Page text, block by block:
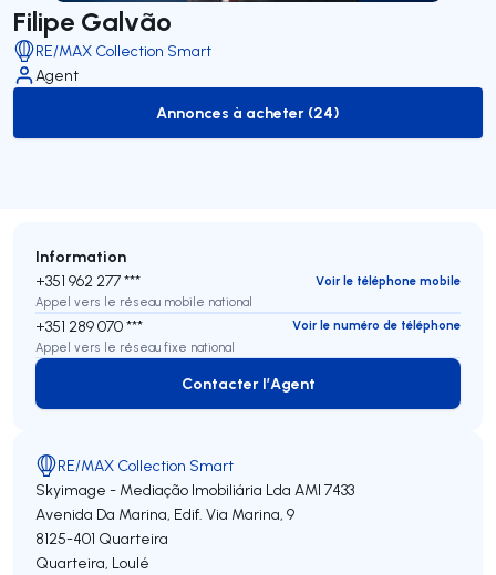
Filipe Galvão
RE/MAX Collection Smart
Agent
to-buy-listing
Annonces à acheter (24)
Information
+351 962 277 ***
Voir le téléphone mobile
Appel vers le réseau mobile national
+351 289 070 ***
Voir le numéro de téléphone
Appel vers le réseau fixe national
Contacter l’Agent
Contacter l’Agent
RE/MAX Collection Smart
Skyimage - Mediação Imobiliária Lda AMI 7433
Avenida Da Marina, Edif. Via Marina, 9
8125-401 Quarteira
Quarteira, Loulé